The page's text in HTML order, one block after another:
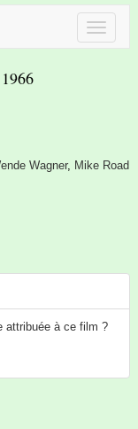
Wagner, Mike Road
attribuée à ce film ?